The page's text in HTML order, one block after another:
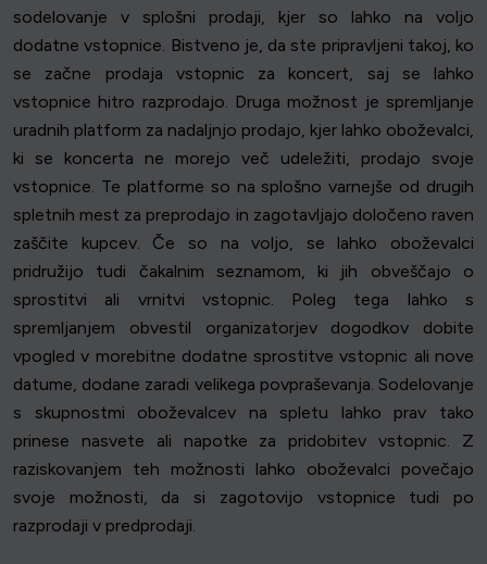
sodelovanje v splošni prodaji, kjer so lahko na voljo
dodatne vstopnice. Bistveno je, da ste pripravljeni takoj, ko
se začne prodaja vstopnic za koncert, saj se lahko
vstopnice hitro razprodajo. Druga možnost je spremljanje
uradnih platform za nadaljnjo prodajo, kjer lahko oboževalci,
ki se koncerta ne morejo več udeležiti, prodajo svoje
vstopnice. Te platforme so na splošno varnejše od drugih
spletnih mest za preprodajo in zagotavljajo določeno raven
zaščite kupcev. Če so na voljo, se lahko oboževalci
pridružijo tudi čakalnim seznamom, ki jih obveščajo o
sprostitvi ali vrnitvi vstopnic. Poleg tega lahko s
spremljanjem obvestil organizatorjev dogodkov dobite
vpogled v morebitne dodatne sprostitve vstopnic ali nove
datume, dodane zaradi velikega povpraševanja. Sodelovanje
s skupnostmi oboževalcev na spletu lahko prav tako
prinese nasvete ali napotke za pridobitev vstopnic. Z
raziskovanjem teh možnosti lahko oboževalci povečajo
svoje možnosti, da si zagotovijo vstopnice tudi po
razprodaji v predprodaji.